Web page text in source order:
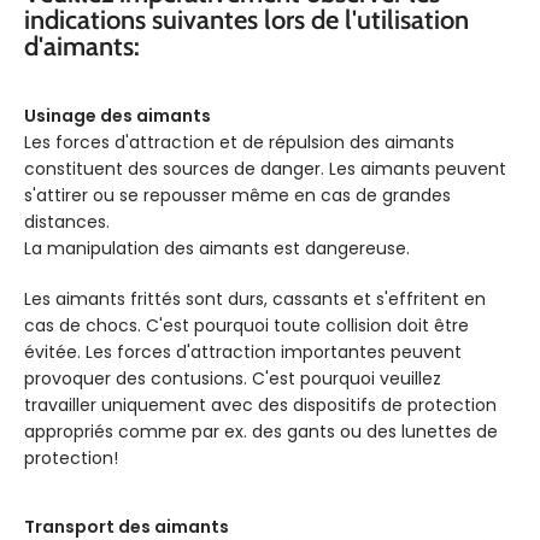
indications suivantes lors de l'utilisation
d'aimants:
Usinage des aimants
Les forces d'attraction et de répulsion des aimants
constituent des sources de danger. Les aimants peuvent
s'attirer ou se repousser même en cas de grandes
distances.
La manipulation des aimants est dangereuse.
Les aimants frittés sont durs, cassants et s'effritent en
cas de chocs. C'est pourquoi toute collision doit être
évitée. Les forces d'attraction importantes peuvent
provoquer des contusions. C'est pourquoi veuillez
travailler uniquement avec des dispositifs de protection
appropriés comme par ex. des gants ou des lunettes de
protection!
Transport des aimants